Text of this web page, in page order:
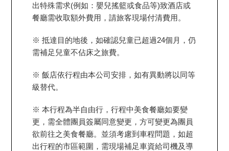
出特殊需求(例如：嬰兒搖籃或食品等)致酒店或
餐廳需收取額外費用，請旅客現場付清費用。
※ 抵達目的地後，如確認兒童已超過24個月，仍
需補足兒童不佔床之旅費。
※ 飯店依行程由本公司安排，如有異動將以同等
級替代。
※ 本行程為半自由行，行程中美食餐廳如要變
更，需全體團員簽屬同意變更，方可變更為團員
欲前往之美食餐廳。並須考慮到車程問題，如超
出行程的市區範圍，需現場補足車資給司機及導